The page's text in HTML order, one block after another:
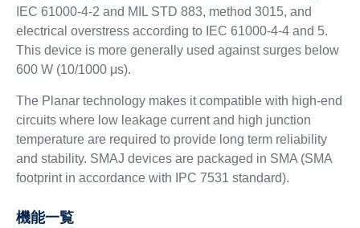
IEC 61000-4-2 and MIL STD 883, method 3015, and
electrical overstress according to IEC 61000-4-4 and 5.
This device is more generally used against surges below
600 W (10/1000 μs).
The Planar technology makes it compatible with high-end
circuits where low leakage current and high junction
temperature are required to provide long term reliability
and stability. SMAJ devices are packaged in SMA (SMA
footprint in accordance with IPC 7531 standard).
機能一覧